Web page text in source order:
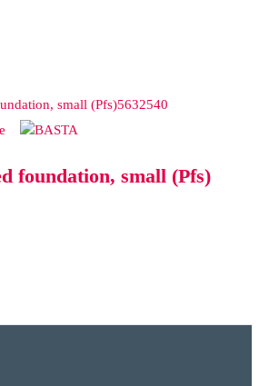
5632540
foundation, small (Pfs)